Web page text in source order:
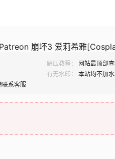
崩坏3 爱莉希雅
解压教程：
网站最顶部
有无水印：
本站均不加
联系客服